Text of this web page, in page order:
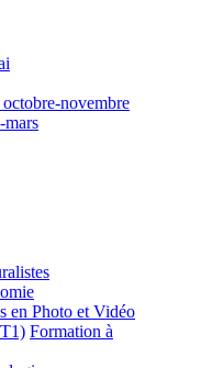
novembre
mars
en Photo et Vidéo
Formation à